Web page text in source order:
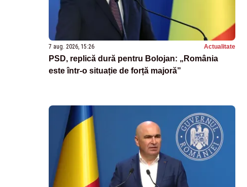
7 aug. 2026, 15:26 Actualitate
PSD, replică dură pentru Bolojan: „România
este într-o situație de forță majoră”